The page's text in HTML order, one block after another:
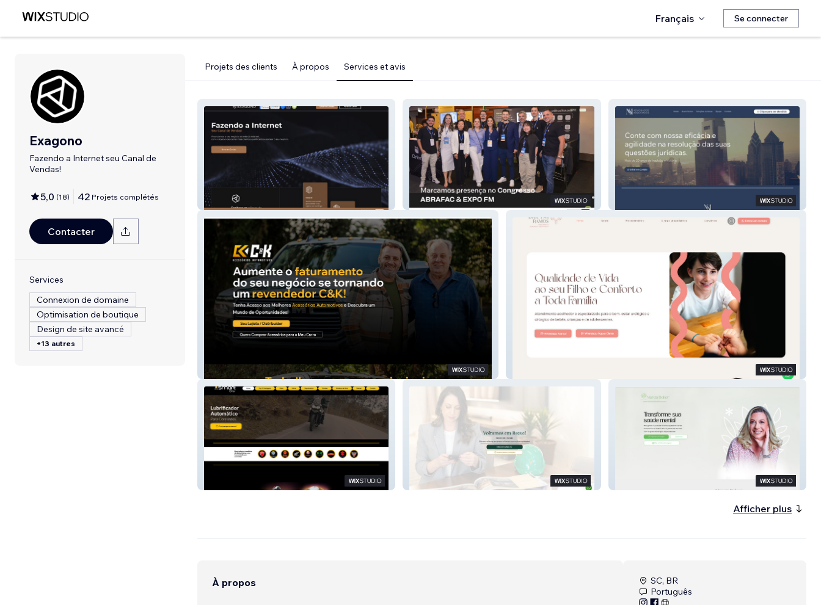
Français Se connecter
Exagono
Fazendo a Internet seu Canal de
Vendas!
5,0 (18) 42 Projets complétés
Contacter
Services
Connexion de domaine
Optimisation de boutique
Design de site avancé
+13 autres
Projets des clients À propos Services et avis
Exagono Orion Grupo
C&K Acessórios
Viviane Blasius
Afficher plus
À propos
SC, BR
Português